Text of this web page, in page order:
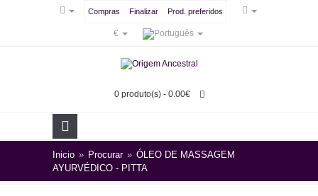
Compras Finalizar Prod. preferidos
€
0 produto(s) - 0.00€
Inicio » Procurar » ÓLEO DE MASSAGEM
AYURVÉDICO - PITTA